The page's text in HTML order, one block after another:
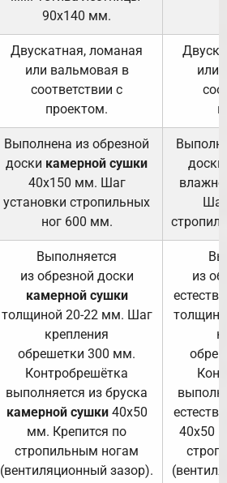
90х140 мм.
Двускатная, ломаная
или вальмовая в
соответствии с
проектом.
или
Выполнена из обрезной
доски камерной сушки
40х150 мм. Шаг
установки стропильных
ног 600 мм.
доски
Выполняется
из обрезной доски
камерной сушки
толщиной 20-22 мм. Шаг
крепления
обрешетки 300 мм.
Контробрешётка
выполняется из бруска
камерной сушки40х50
мм. Крепится по
стропильным ногам
(вентиляционный зазор).
из
40х50